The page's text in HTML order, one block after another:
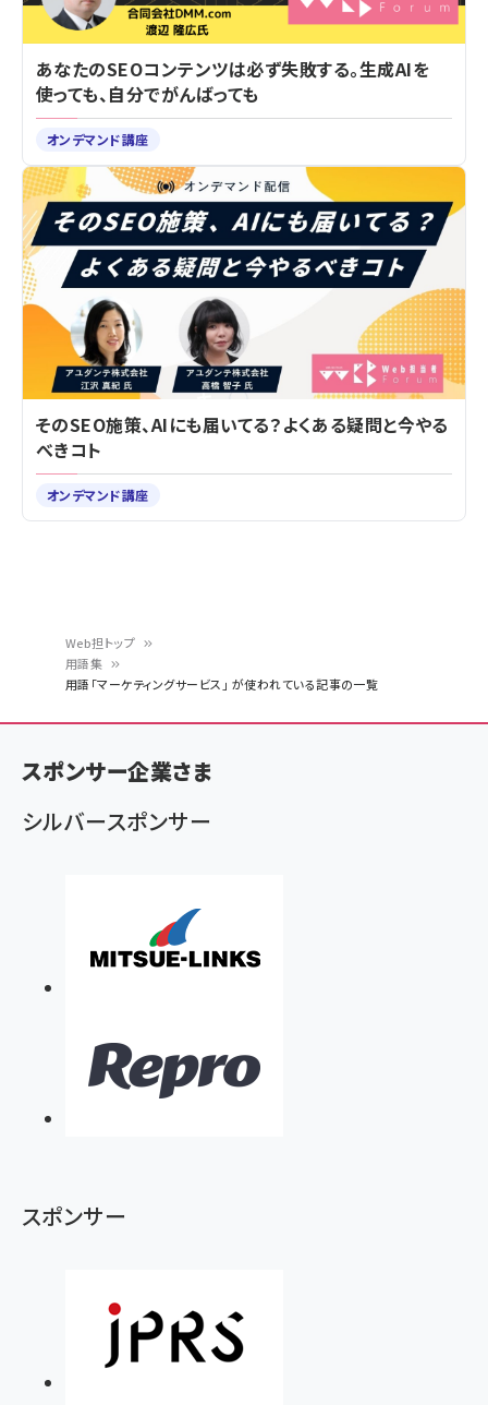
ン
く
ず
Web担トップ
用語集
用語「マーケティングサービス」 が使われている記事の一覧
あなたのSEOコンテンツは必ず失敗する。生成AIを
使っても、自分でがんばっても
オンデマンド講座
そのSEO施策、AIにも届いてる？よくある疑問と今やる
べきコト
オンデマンド講座
スポンサー企業さま
シルバースポンサー
スポンサー